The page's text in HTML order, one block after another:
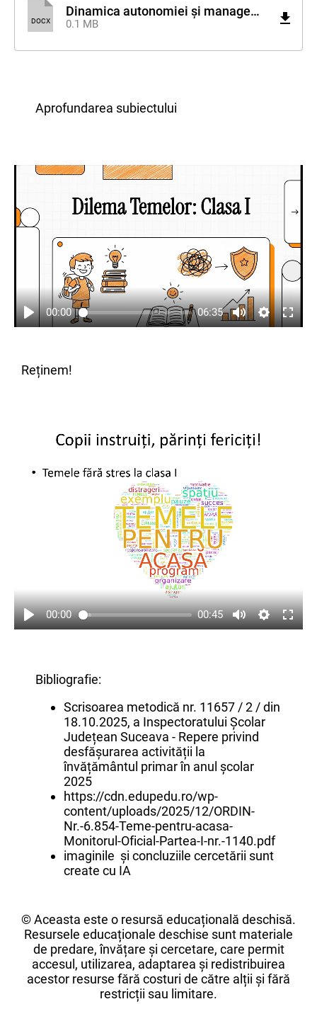
DOCX
Dinamica autonomiei și managementul stresului în realizarea temelor pentru acasă la clasa I.docx
0.1 MB
Aprofundarea subiectului
00:00 06:35
Reținem!
00:00 00:45
Bibliografie:
Scrisoarea metodică nr. 11657 / 2 / din
18.10.2025, a Inspectoratului Școlar
Județean Suceava - Repere privind
desfășurarea activității la
învățământul primar în anul școlar
2025
https://cdn.edupedu.ro/wp-
content/uploads/2025/12/ORDIN-
Nr.-6.854-Teme-pentru-acasa-
Monitorul-Oficial-Partea-I-nr.-1140.pdf
imaginile și concluziile cercetării sunt
create cu IA
© Aceasta este o resursă educațională deschisă.
Resursele educaționale deschise sunt materiale
de predare, învățare și cercetare, care permit
accesul, utilizarea, adaptarea și redistribuirea
acestor resurse fără costuri de către alții și fără
restricții sau limitare.